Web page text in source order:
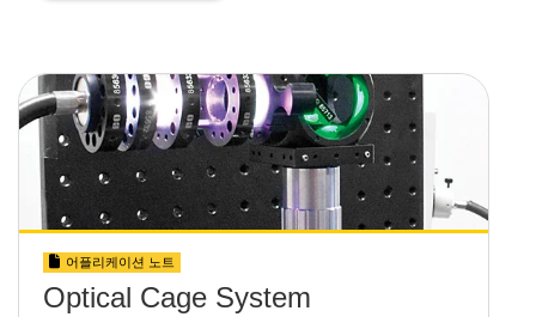
어플리케이션 노트
Optical Cage System